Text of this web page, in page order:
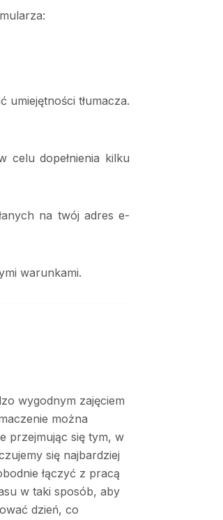
umiejętności tłumacza.
celu dopełnienia kilku
na twój adres e-
warunkami.
wygodnym zajęciem
można
przejmując się tym, w
się najbardziej
łączyć z pracą
w taki sposób, aby
dzień, co